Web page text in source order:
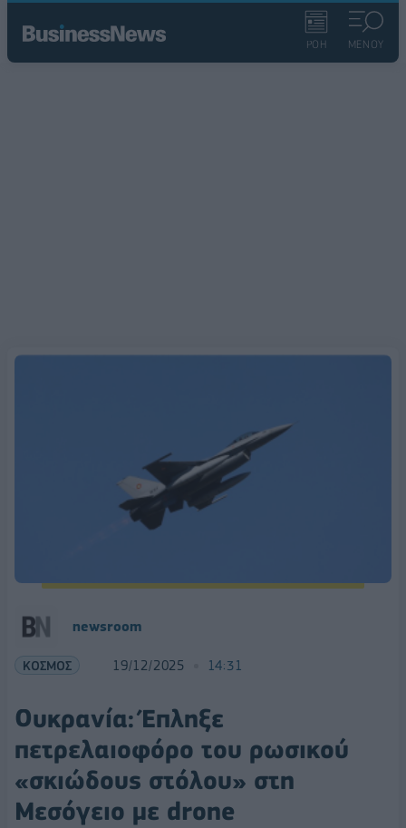
ΡΟΗ ΜΕΝΟΥ
newsroom
ΚΟΣΜΟΣ 19/12/2025 14:31
Ουκρανία: Έπληξε
πετρελαιοφόρο του ρωσικού
«σκιώδους στόλου» στη
Μεσόγειο με drone